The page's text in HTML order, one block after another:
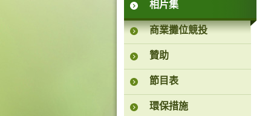
相片集
商業攤位競投
贊助
節目表
環保措施